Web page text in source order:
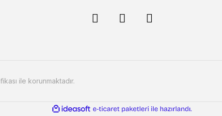
ile korunmaktadır.
ideasoft
e-